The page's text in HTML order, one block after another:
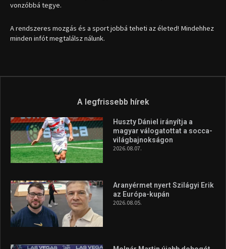
vonzóbbá tegye.
A rendszeres mozgás és a sport jobbá teheti az életed! Mindehhez
minden infót megtalálsz nálunk.
A legfrissebb hírek
Huszty Dániel irányítja a
magyar válogatottat a socca-
világbajnokságon
2026.08.07.
Aranyérmet nyert Szilágyi Erik
az Európa-kupán
2026.08.05.